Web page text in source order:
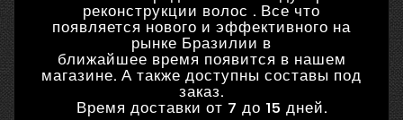
реконструкции волос . Все что
появляется нового и эффективного на
рынке Бразилии в
ближайшее время появится в нашем
магазине. А также доступны составы под
заказ.
Время доставки от 7 до 15 дней.